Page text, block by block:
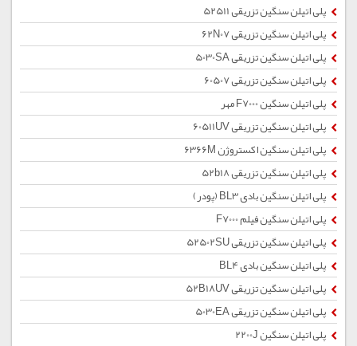
پلی اتیلن سنگین تزریقی 52511
پلی اتیلن سنگین تزریقی 62N07
پلی اتیلن سنگین تزریقی 5030SA
پلی اتیلن سنگین تزریقی 60507
پلی اتیلن سنگین F7000 مهر
پلی اتیلن سنگین تزریقی 60511UV
پلی اتیلن سنگین اکستروژن 6366M
پلی اتیلن سنگین تزریقی 52b18
پلی اتیلن سنگین بادی BL3 (پودر)
پلی اتیلن سنگین فیلم F7000
پلی اتیلن سنگین تزریقی 52502SU
پلی اتیلن سنگین بادی BL4
پلی اتیلن سنگین تزریقی 52B18UV
پلی اتیلن سنگین تزریقی 5030EA
پلی اتیلن سنگین 2200J